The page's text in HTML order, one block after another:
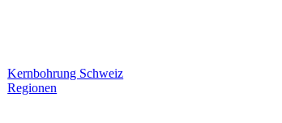
Kernbohrung Schweiz
Regionen